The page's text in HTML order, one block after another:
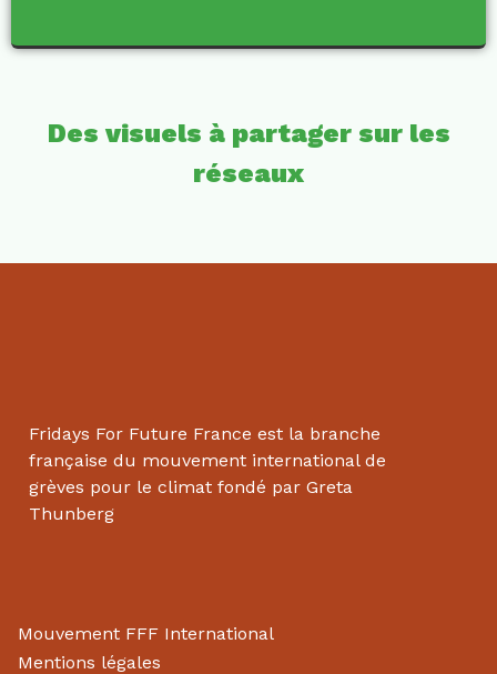
Des visuels à partager sur les
réseaux
Fridays For Future France est la branche
française du mouvement international de
grèves pour le climat fondé par Greta
Thunberg
Mouvement FFF International
Mentions légales